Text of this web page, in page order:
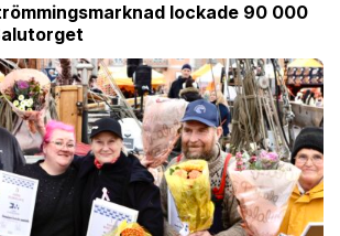
lockade 90 000